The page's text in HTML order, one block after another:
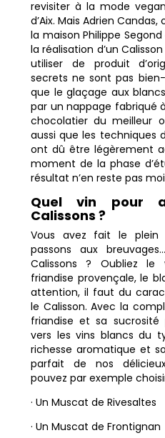
revisiter à la mode
d’Aix. Mais Adrien
la maison Philippe
la réalisation d’un
utiliser de produit
secrets ne sont pas
que le glaçage aux
par un nappage fabriqué
chocolatier du meilleur
aussi que les techniques
ont dû être légèrement
moment de la phase
résultat n’en reste pas
Quel vin pour
Calissons ?
Vous avez fait le plein
passons aux
Calissons ? Oubliez
friandise provençale, le
attention, il faut du
le Calisson. Avec la
friandise et sa sucrosité
vers les vins blancs du
richesse aromatique et
parfait de nos
pouvez par exemple
· Un Muscat de Rivesaltes
· Un Muscat de Frontignan